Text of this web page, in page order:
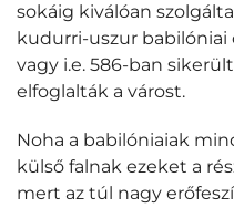
sokáig kiválóan
kudurri-uszur babilóniai
vagy i.e. 586-ban
elfoglalták a várost.
Noha a babilóniaiak
külső falnak ezeket a
mert az túl nagy